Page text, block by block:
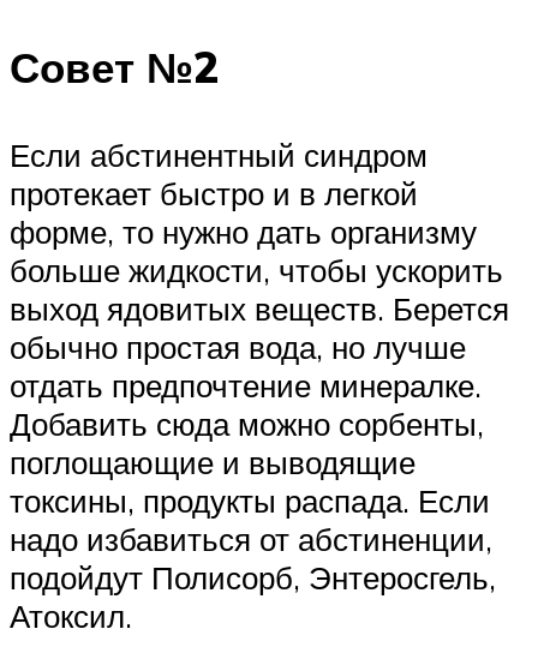
Совет №2
Если абстинентный синдром
протекает быстро и в легкой
форме, то нужно дать организму
больше жидкости, чтобы ускорить
выход ядовитых веществ. Берется
обычно простая вода, но лучше
отдать предпочтение минералке.
Добавить сюда можно сорбенты,
поглощающие и выводящие
токсины, продукты распада. Если
надо избавиться от абстиненции,
подойдут Полисорб, Энтеросгель,
Атоксил.